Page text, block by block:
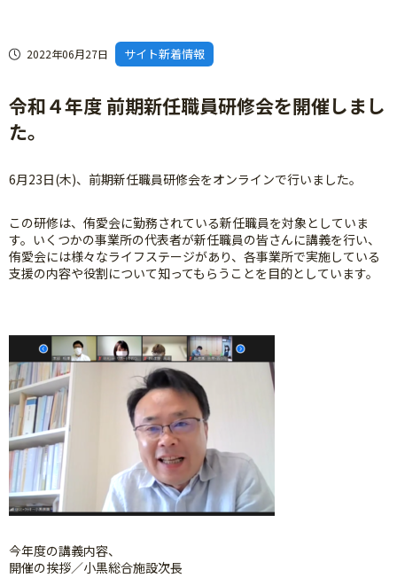
2022年06月27日 サイト新着情報
令和４年度 前期新任職員研修会を開催しまし
た。
6月23日(木)、前期新任職員研修会をオンラインで行いました。
この研修は、侑愛会に勤務されている新任職員を対象としていま
す。いくつかの事業所の代表者が新任職員の皆さんに講義を行い、
侑愛会には様々なライフステージがあり、各事業所で実施している
支援の内容や役割について知ってもらうことを目的としています。
今年度の講義内容、
開催の挨拶／小黒総合施設次長